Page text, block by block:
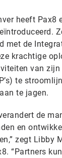
heeft Pax8
met de
krachtige
van zijn
te
te jagen.
de
en
zegt Libby
“Partners